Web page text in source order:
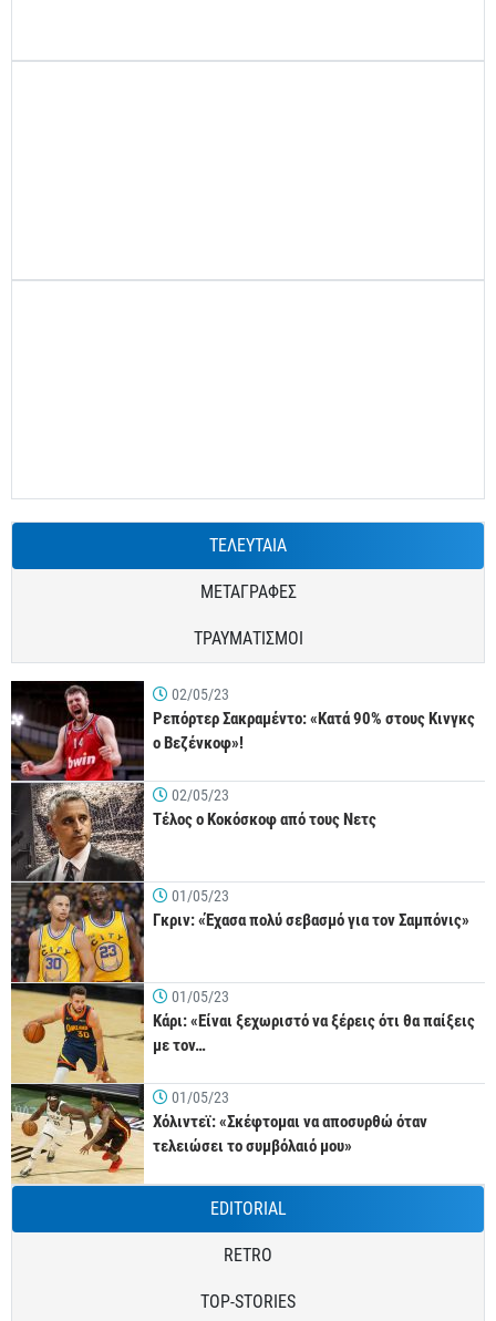
ΤΕΛΕΥΤΑΙΑ
ΜΕΤΑΓΡΑΦΕΣ
ΤΡΑΥΜΑΤΙΣΜΟΙ
02/05/23
Ρεπόρτερ Σακραμέντο: «Κατά 90% στους Κινγκς
ο Βεζένκοφ»!
02/05/23
Τέλος ο Κοκόσκοφ από τους Νετς
01/05/23
Γκριν: «Έχασα πολύ σεβασμό για τον Σαμπόνις»
01/05/23
Κάρι: «Είναι ξεχωριστό να ξέρεις ότι θα παίξεις
με τον…
01/05/23
Χόλιντεϊ: «Σκέφτομαι να αποσυρθώ όταν
τελειώσει το συμβόλαιό μου»
EDITORIAL
RETRO
TOP-STORIES